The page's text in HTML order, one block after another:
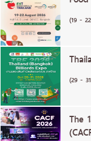
(19 -
(29 -
The